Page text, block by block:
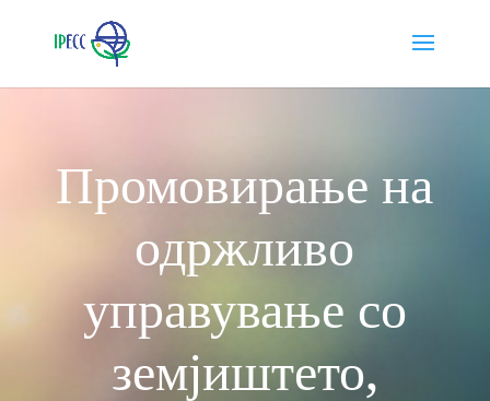
Промовирање на
одржливо
управување со
земјиштето,